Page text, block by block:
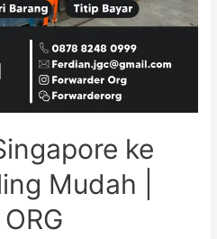
ke
Mudah |